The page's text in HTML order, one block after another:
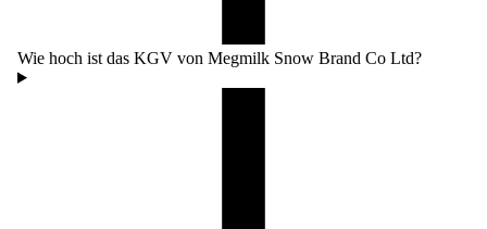
Wie hoch ist das KGV von Megmilk Snow Brand Co Ltd?